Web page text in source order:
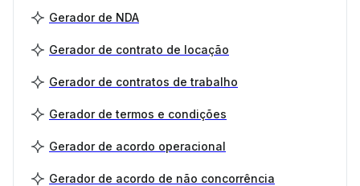
Gerador de NDA
Gerador de contrato de locação
Gerador de contratos de trabalho
Gerador de termos e condições
Gerador de acordo operacional
Gerador de acordo de não concorrência